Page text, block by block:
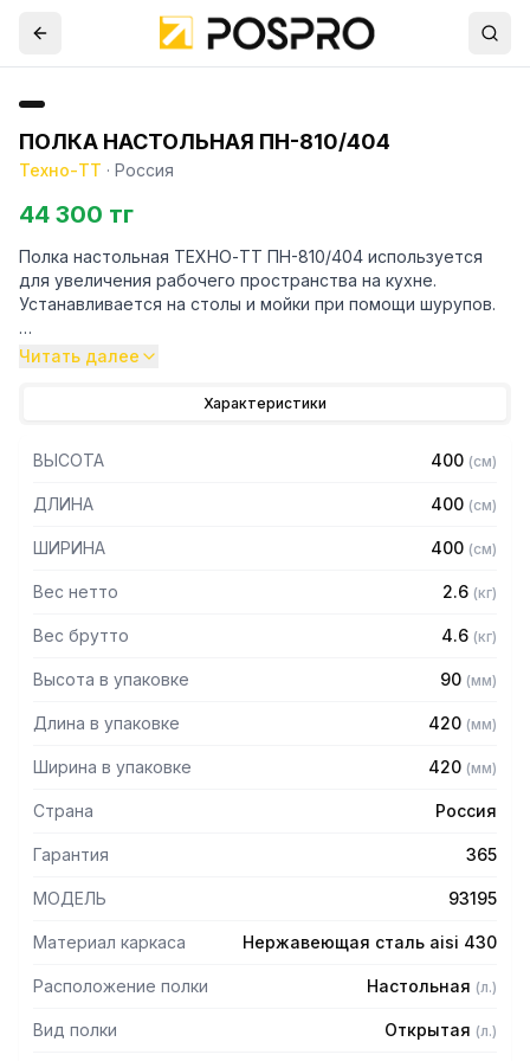
ПОЛКА НАСТОЛЬНАЯ ПН-810/404
Техно-ТТ · Россия
44 300 тг
Полка настольная ТЕХНО-ТТ ПН-810/404 используется
для увеличения рабочего пространства на кухне.
Устанавливается на столы и мойки при помощи шурупов.
Особенности:
— Из нержавеющей стали марки AISI 430 толщиной 0,8 мм
— С усилителем
— 1 ярус
— Боковины (стойки) из трубы 20х20 нержавеющей стали
— Крепление к столу болтовое через отверстие в
— Полка поставляется в разобранном виде
Читать далее
Характеристики
ВЫСОТА 400 (см)
ДЛИНА 400 (см)
ШИРИНА 400 (см)
Вес нетто 2.6 (кг)
Вес брутто 4.6 (кг)
Высота в упаковке 90 (мм)
Длина в упаковке 420 (мм)
Ширина в упаковке 420 (мм)
Страна Россия
Гарантия 365
МОДЕЛЬ 93195
Материал каркаса Нержавеющая сталь aisi 430
Расположение полки Настольная (л.)
Вид полки Открытая (л.)